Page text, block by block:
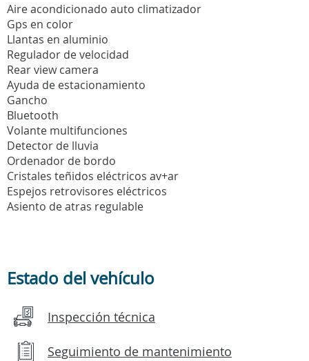
Aire acondicionado auto climatizador
Gps en color
Llantas en aluminio
Regulador de velocidad
Rear view camera
Ayuda de estacionamiento
Gancho
Bluetooth
Volante multifunciones
Detector de lluvia
Ordenador de bordo
Cristales teñidos eléctricos av+ar
Espejos retrovisores eléctricos
Asiento de atras regulable
Estado del vehículo
Inspección técnica
Seguimiento de mantenimiento